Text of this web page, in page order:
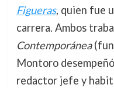
Figueras, quien fue
carrera. Ambos
Contemporánea
Montoro
redactor jefe y